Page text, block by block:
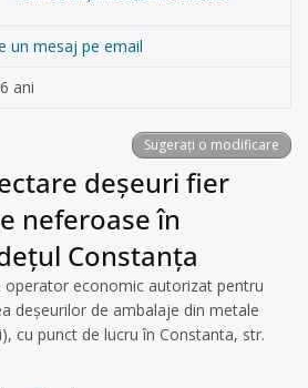
un mesaj pe email
ani
Sugerați o modificare
deșeuri fier
neferoase în
Constanța
operator economic autorizat pentru
deșeurilor de ambalaje din metale
cu punct de lucru în Constanta, str.